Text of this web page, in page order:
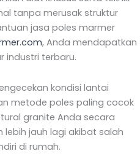
tanpa merusak struktur
jasa poles marmer
, Anda mendapatkan
industri terbaru.
kondisi lantai
metode poles paling cocok
granite Anda secara
lebih jauh lagi akibat salah
di rumah.